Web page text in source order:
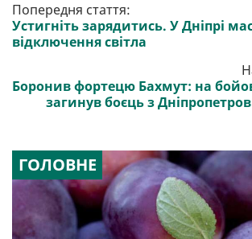
Попередня стаття:
Устигніть зарядитись. У Дніпрі
відключення світла
Боронив фортецю Бахмут: на
загинув боєць з
ГОЛОВНЕ